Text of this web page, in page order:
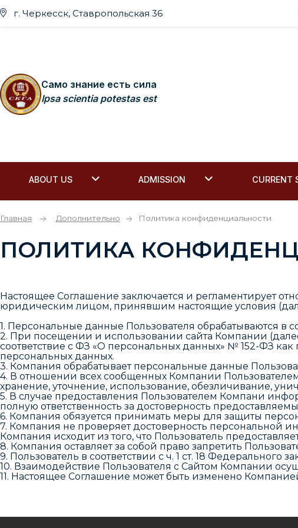
г. Черкесск, Ставропольская 36
Само знание есть сила
Ipsa scientia potestas est
ABOUT US ADMISSION CURRENT
Главная Дополнительно Политика конфиденциальности
ПОЛИТИКА
Настоящее Соглашение заключается и регламентирует
юридическим лицом, принявшим настоящие условия
1. Персональные данные Пользователя обрабатываются в
2. При посещении и использовании сайта Компании
соответствие с ФЗ «О персональных данных» № 152-ФЗ
персональных данных.
3. Компания обрабатывает персональные данные
4. В отношении всех сообщенных Компании
хранение, уточнение, использование, обезличивание,
5. В случае предоставления Пользователем Компани
полную ответственность за достоверность
6. Компания обязуется принимать меры для защиты
7. Компания не проверяет достоверность персональной
Компания исходит из того, что Пользователь
8. Компания оставляет за собой право запретить
9. Пользователь в соответствии с ч. 1 ст. 18
10. Взаимодействие Пользователя с Сайтом Компании
11. Настоящее Соглашение может быть изменено